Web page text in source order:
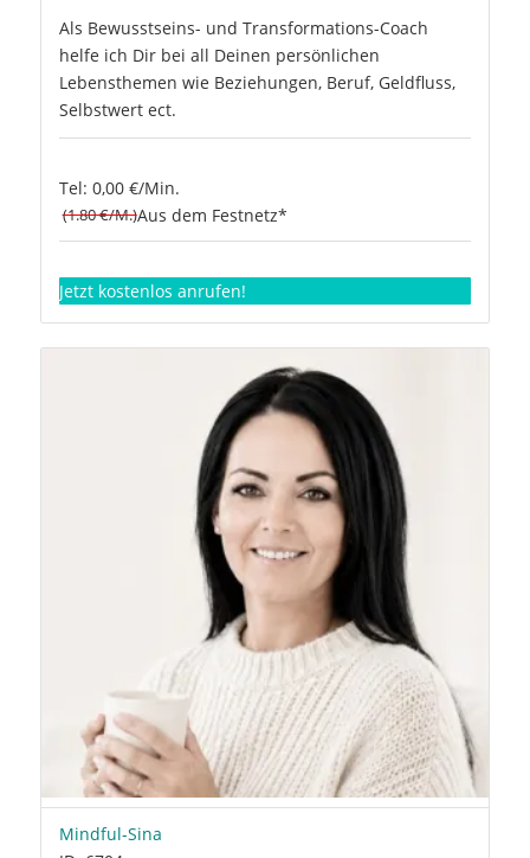
Als Bewusstseins- und Transformations-Coach
helfe ich Dir bei all Deinen persönlichen
Lebensthemen wie Beziehungen, Beruf, Geldfluss,
Selbstwert ect.
Tel: 0,00 €/Min.
(1.80 €/M.)Aus dem Festnetz*
Jetzt kostenlos anrufen!
Mindful-Sina